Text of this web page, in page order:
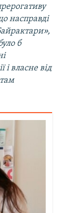
насправді
б
і власне від